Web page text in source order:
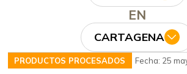
EN
CARTAGENA
PRODUCTOS PROCESADOS Fecha: 25